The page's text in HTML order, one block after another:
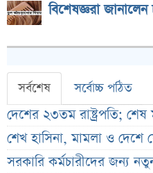
বিশেষজ্ঞরা
সর্বশেষ সর্বোচ্চ পঠিত
দেশের ২৩তম রাষ্ট্রপতি;
শেখ হাসিনা, মামলা ও দেশে
সরকারি কর্মচারীদের জন্য